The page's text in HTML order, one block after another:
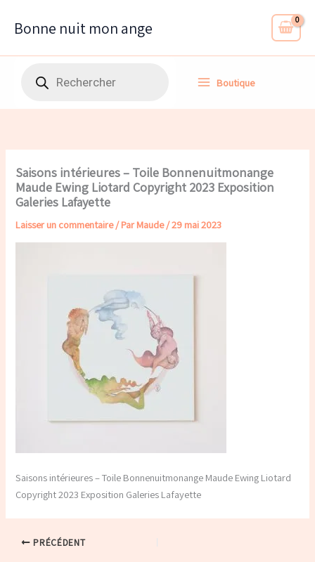
Bonne nuit mon ange
Boutique
Saisons intérieures – Toile Bonnenuitmonange
Maude Ewing Liotard Copyright 2023 Exposition
Galeries Lafayette
Laisser un commentaire/ Par Maude/29 mai 2023
Saisons intérieures – Toile Bonnenuitmonange Maude Ewing Liotard
Copyright 2023 Exposition Galeries Lafayette
PRÉCÉDENT